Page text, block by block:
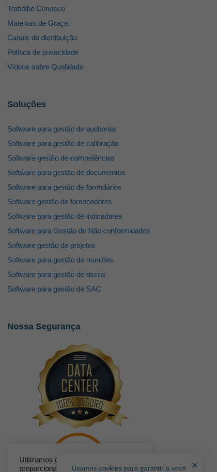
Trabalhe Conosco
Materiais de Graça
Canais de distribuição
Política de privacidade
Vídeos sobre Qualidade
Soluções
Software para gestão de auditorias
Software para gestão de calibração
Software gestão de competências
Software para gestão de documentos
Software para gestão de formulários
Software gestão de fornecedores
Software para gestão de indicadores
Software para Gestão de Não conformidades
Software gestão de projetos
Software para gestão de reuniões
Software para gestão de riscos
Software para gestão de SAC
Nossa Segurança
Utilizamos cookies para lhe
proporcionar a melhor experiência no
Usamos cookies para garantir a você